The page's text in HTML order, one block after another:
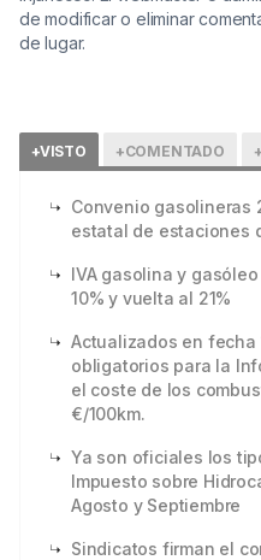
de modificar o eliminar
de lugar.
+VISTO +COMENTADO
Convenio gasolineras
estatal de estaciones
IVA gasolina y
10% y vuelta al 21%
Actualizados en fecha
obligatorios para la
el coste de los
€/100km.
Ya son oficiales los
Impuesto sobre
Agosto y Septiembre
Sindicatos firman el